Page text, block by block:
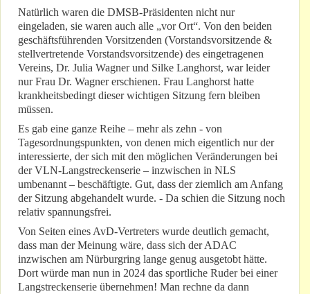
Natürlich waren die DMSB-Präsidenten nicht nur
eingeladen, sie waren auch alle „vor Ort“. Von den beiden
geschäftsführenden Vorsitzenden (Vorstandsvorsitzende &
stellvertretende Vorstandsvorsitzende) des eingetragenen
Vereins, Dr. Julia Wagner und Silke Langhorst, war leider
nur Frau Dr. Wagner erschienen. Frau Langhorst hatte
krankheitsbedingt dieser wichtigen Sitzung fern bleiben
müssen.
Es gab eine ganze Reihe – mehr als zehn - von
Tagesordnungspunkten, von denen mich eigentlich nur der
interessierte, der sich mit den möglichen Veränderungen bei
der VLN-Langstreckenserie – inzwischen in NLS
umbenannt – beschäftigte. Gut, dass der ziemlich am Anfang
der Sitzung abgehandelt wurde. - Da schien die Sitzung noch
relativ spannungsfrei.
Von Seiten eines AvD-Vertreters wurde deutlich gemacht,
dass man der Meinung wäre, dass sich der ADAC
inzwischen am Nürburgring lange genug ausgetobt hätte.
Dort würde man nun in 2024 das sportliche Ruder bei einer
Langstreckenserie übernehmen! Man rechne da dann